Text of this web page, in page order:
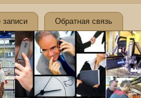
записи Обратная связь